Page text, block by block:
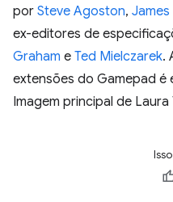
por Steve Agoston,
ex-editores de
Graham e Ted Mielczarek.
extensões do Gamepad é
Imagem principal de Laura